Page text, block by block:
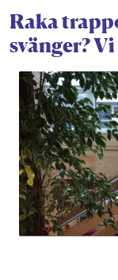
Raka
svänger?